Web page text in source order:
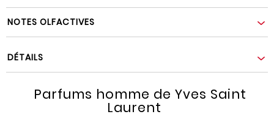
NOTES OLFACTIVES
DÉTAILS
Parfums homme de Yves Saint
Laurent